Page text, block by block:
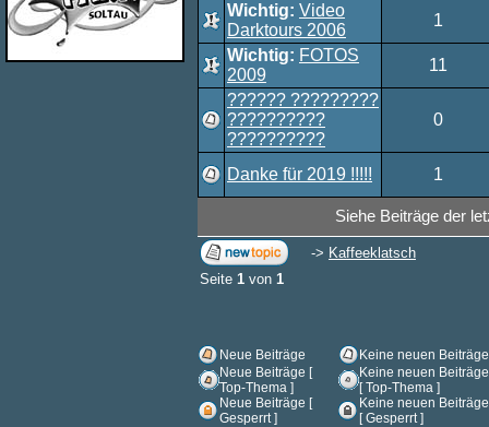
Wichtig: Video
Darktours 2006
1
Wichtig: FOTOS
2009
11
?????? ?????????
??????????
??????????
0
Danke für 2019 !!!!! 1
Siehe Beiträge der
-> Kaffeeklatsch
Seite 1 von 1
Neue Beiträge
Keine neuen Beiträge
Neue Beiträge [
Top-Thema ]
Keine neuen Beiträge
[ Top-Thema ]
Neue Beiträge [
Gesperrt ]
Keine neuen Beiträge
[ Gesperrt ]